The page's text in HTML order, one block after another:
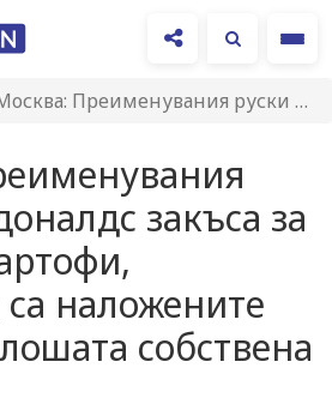
Преименувания руски Макдоналдс закъса за пържени картофи, причината са…
закъса за
наложените
собствена